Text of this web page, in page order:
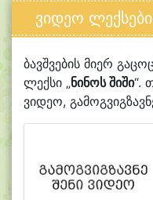
ვიდეო ლექსები
ბავშვების მიერ
ლექსი „ნინოს შიში“.
ვიდეო,